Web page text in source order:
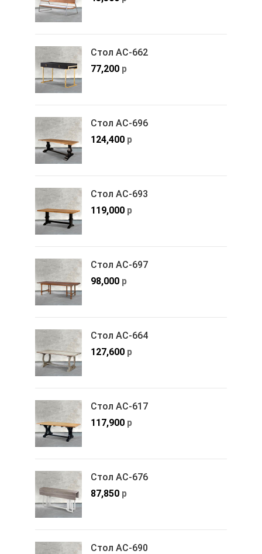
Стол АС-662
77,200 р
Стол АС-696
124,400 р
Стол АС-693
119,000 р
Стол АС-697
98,000 р
Стол АС-664
127,600 р
Стол АС-617
117,900 р
Стол АС-676
87,850 р
Стол АС-690